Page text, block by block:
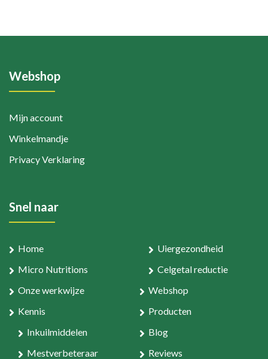
Webshop
Mijn account
Winkelmandje
Privacy Verklaring
Snel naar
Home
Micro Nutritions
Onze werkwijze
Kennis
Inkuilmiddelen
Mestverbeteraar
Uiergezondheid
Celgetal reductie
Webshop
Producten
Blog
Reviews